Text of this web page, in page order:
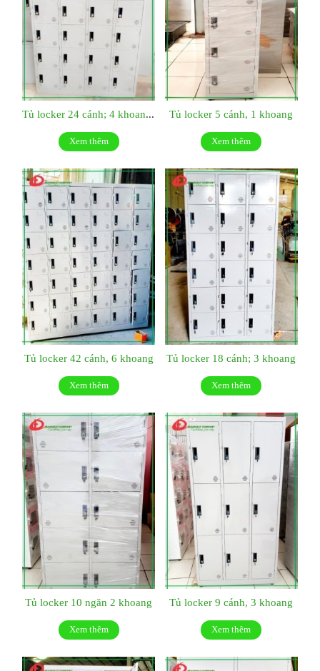
Tủ locker 24 cánh; 4 khoang dài
Xem thêm
Tủ locker 5 cánh, 1 khoang
Xem thêm
Tủ locker 42 cánh, 6 khoang
Xem thêm
Tủ locker 18 cánh; 3 khoang
Xem thêm
Tủ locker 10 ngăn 2 khoang
Xem thêm
Tủ locker 9 cánh, 3 khoang
Xem thêm